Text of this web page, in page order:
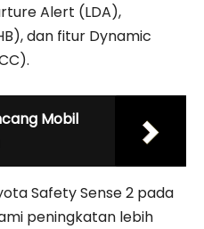
Alert (LDA),
dan fitur Dynamic
Mobil
Safety Sense 2 pada
peningkatan lebih